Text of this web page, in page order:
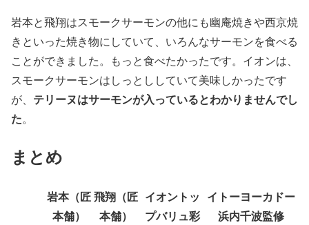
岩本と飛翔はスモークサーモンの他にも幽庵焼きや西京焼
きといった焼き物にしていて、いろんなサーモンを食べる
ことができました。もっと食べたかったです。イオンは、
スモークサーモンはしっとししていて美味しかったです
が、 テリーヌはサーモンが入っているとわかりませんでし
た。
まとめ
岩本（匠
本舗）
飛翔（匠
本舗）
イオントッ
プバリュ彩
イトーヨーカドー
浜内千波監修